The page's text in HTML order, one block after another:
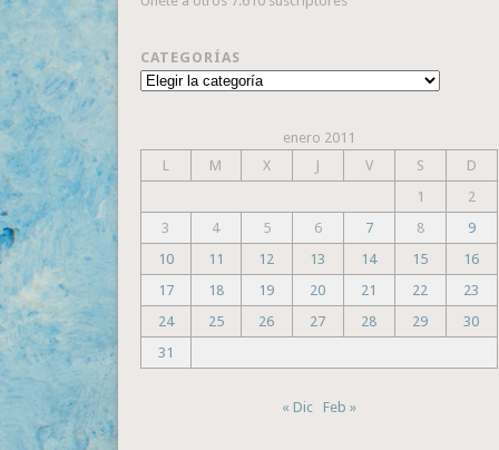
CATEGORÍAS
Categorías
enero 2011
L
M X J V S
D
1
2
3
4 5 6 7 8
9
10
11 12 13 14 15
16
17
18 19 20 21 22
23
24
25 26 27 28 29
30
31
« Dic Feb »